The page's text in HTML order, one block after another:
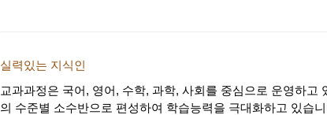
실력있는 지식인
교과과정은 국어, 영어, 수학, 과학, 사회를 중심으로 운영하고
의 수준별 소수반으로 편성하여 학습능력을 극대화하고 있습